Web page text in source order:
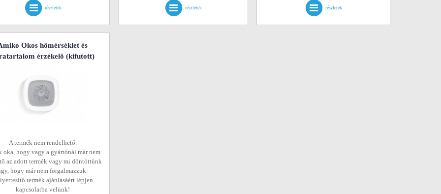
részletek részletek részletek
Okos hőmérséklet és
érzékelő (kifutott)
A termék nem rendelhető.
oka, hogy vagy a gyártónál már nem
az adott termék vagy mi döntöttünk
hogy már nem forgalmazzuk.
termék ajánlásáért lépjen
kapcsolatba velünk!